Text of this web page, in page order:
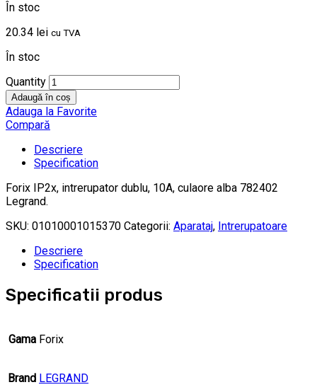
În stoc
20.34 lei cu TVA
În stoc
Quantity
Adaugă în coș
Adauga la Favorite
Compară
Descriere
Specification
Forix IP2x, intrerupator dublu, 10A, culaore alba 782402
Legrand.
SKU: 01010001015370 Categorii: Aparataj, Intrerupatoare
Descriere
Specification
Specificatii produs
Gama Forix
Brand LEGRAND